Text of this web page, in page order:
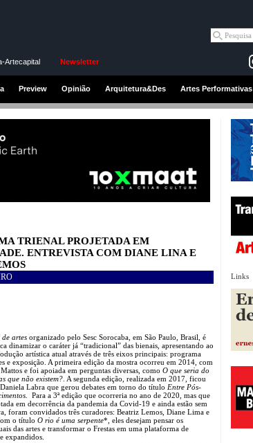
Artecapital Newsletter
Preview Opinião Arquitetura&Des Artes Performativas
Links
TRIENAL PROJETADA EM
ENTREVISTA COM DIANE LINA E
de artes organizado pelo Sesc Sorocaba, em São Paulo, Brasil, é
dinamizar o caráter já “tradicional” das bienais, apresentando ao
artística atual através de três eixos principais: programa
e exposição. A primeira edição da mostra ocorreu em 2014, com
e foi apoiada em perguntas diversas, como O que seria do
que não existem? . A segunda edição, realizada em 2017, ficou
Labra que gerou debates em torno do título Entre Pós-
. Para a 3ª edição que ocorreria no ano de 2020, mas que
em decorrência da pandemia da Covid-19 e ainda estão sem
foram convidados três curadores: Beatriz Lemos, Diane Lima e
o título O rio é uma serpente*, eles desejam pensar os
das artes e transformar o Frestas em uma plataforma de
expandidos.